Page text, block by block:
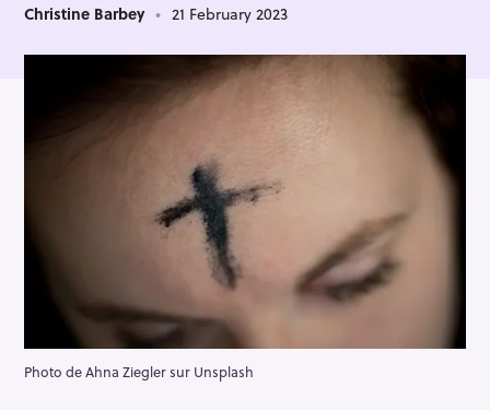
Christine Barbey 21 February 2023
Photo de Ahna Ziegler sur Unsplash